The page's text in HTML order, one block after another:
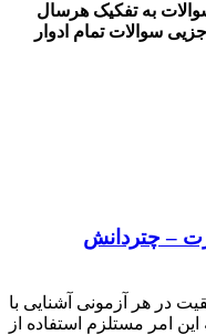
به تفکیک هرسال
سوالات تمام ادوار
در هر آزمونی آشنایی با
امر مستلزم استفاده از